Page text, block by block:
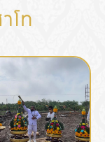
โท